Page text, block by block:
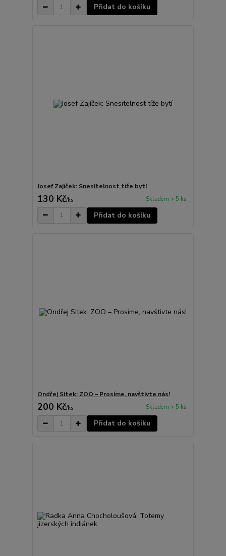
Přidat do košíku
Josef Zajíček: Snesitelnost tíže bytí
130 Kč/ks Skladem > 5 ks
Přidat do košíku
Ondřej Sitek: ZOO – Prosíme, navštivte nás!
200 Kč/ks Skladem > 5 ks
Přidat do košíku